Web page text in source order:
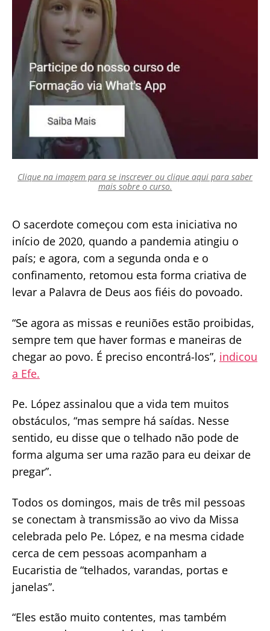
Clique na imagem para se inscrever ou clique aqui para saber
mais sobre o curso.
O sacerdote começou com esta iniciativa no
início de 2020, quando a pandemia atingiu o
país; e agora, com a segunda onda e o
confinamento, retomou esta forma criativa de
levar a Palavra de Deus aos fiéis do povoado.
“Se agora as missas e reuniões estão proibidas,
sempre tem que haver formas e maneiras de
chegar ao povo. É preciso encontrá-los”, indicou
a Efe.
Pe. López assinalou que a vida tem muitos
obstáculos, “mas sempre há saídas. Nesse
sentido, eu disse que o telhado não pode de
forma alguma ser uma razão para eu deixar de
pregar”.
Todos os domingos, mais de três mil pessoas
se conectam à transmissão ao vivo da Missa
celebrada pelo Pe. López, e na mesma cidade
cerca de cem pessoas acompanham a
Eucaristia de “telhados, varandas, portas e
janelas”.
“Eles estão muito contentes, mas também